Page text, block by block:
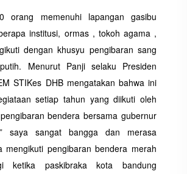
orang memenuhi lapangan gasibu
institusi, ormas , tokoh agama ,
dengan khusyu pengibaran sang
Menurut Panji selaku Presiden
STIKes DHB mengatakan bahwa ini
setiap tahun yang diikuti oleh
bendera bersama gubernur
saya sangat bangga dan merasa
mengikuti pengibaran bendera merah
ketika paskibraka kota bandung